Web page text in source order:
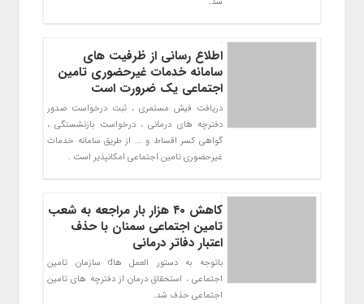
اطلاع رسانی از ظرفیت های
سامانه خدمات غیرحضوری تامین
اجتماعی یک ضرورت است
دریافت فیش مستمری ، ثبت درخواست صدور
دفترچه های درمانی ، درخواست بازنشستگی ،
گواهی کسر اقساط و ... از طریق سامانه خدمات
غیرحضوری تامین اجتماعی امکانپذیر است .
کاهش ۴۰ هزار بار مراجعه به شعب
تامین اجتماعی سمنان با حذف
اعتبار دفاتر درمانی
باتوجه به دستور العمل هاd سازمان تامین
اجتماعی ، استحقاق درمان از دفترچه های تامین
اجتماعی حذف شد.